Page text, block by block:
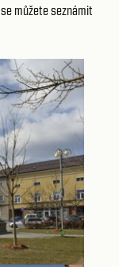
můžete seznámit